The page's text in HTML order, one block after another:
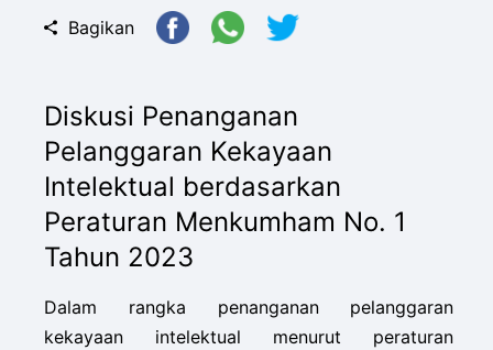
Bagikan
Diskusi Penanganan
Pelanggaran Kekayaan
Intelektual berdasarkan
Peraturan Menkumham No. 1
Tahun 2023
Dalam rangka penanganan pelanggaran
kekayaan intelektual menurut peraturan